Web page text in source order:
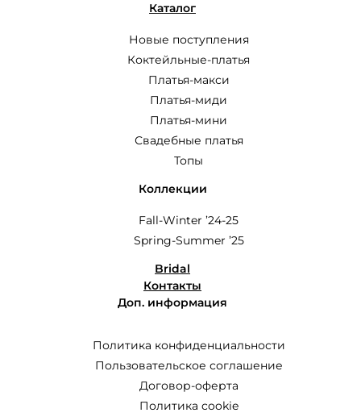
Каталог
Новые поступления
Коктейльные-платья
Платья-макси
Платья-миди
Платья-мини
Свадебные платья
Топы
Коллекции
Fall-Winter ’24-25
Spring-Summer ’25
Bridal
Контакты
Доп. информация
Политика конфиденциальности
Пользовательское соглашение
Договор-оферта
Политика cookie